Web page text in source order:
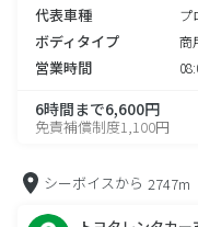
代表車種 プ
ボディタイプ 商
営業時間
6時間まで6,600円
免責補償制度1,100円
シーボイスから 2747m